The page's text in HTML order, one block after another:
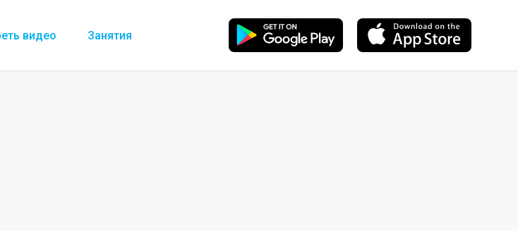
видео Занятия